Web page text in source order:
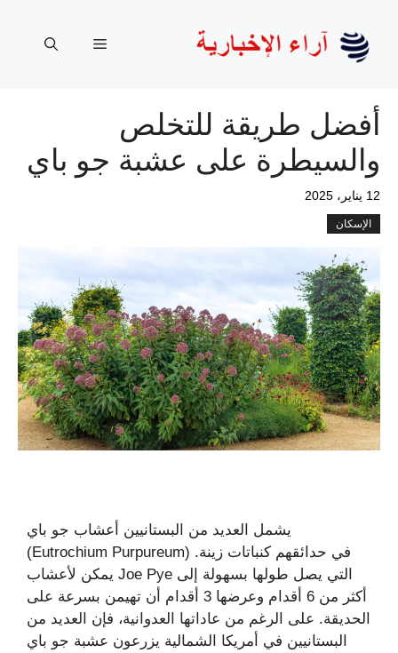
المحتوى
القائمة
أفضل طريقة للتخلص
والسيطرة على عشبة جو باي
12 يناير، 2025
الإسكان
يشمل العديد من البستانيين أعشاب جو باي
(Eutrochium Purpureum) في حدائقهم كنباتات زينة.
يمكن لأعشاب Joe Pye التي يصل طولها بسهولة إلى
أكثر من 6 أقدام وعرضها 3 أقدام أن تهيمن بسرعة على
الحديقة. على الرغم من عاداتها العدوانية، فإن العديد من
البستانيين في أمريكا الشمالية يزرعون عشبة جو باي